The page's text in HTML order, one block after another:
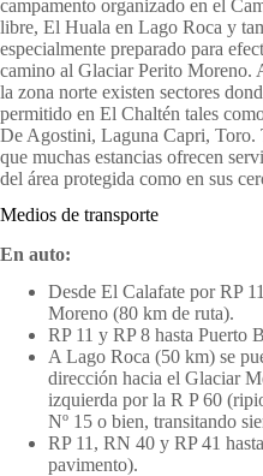
campamento organizado en el
libre, El Huala en Lago Roca y
especialmente preparado para
camino al Glaciar Perito Moreno.
la zona norte existen sectores
permitido en El Chaltén tales
De Agostini, Laguna Capri, Toro.
que muchas estancias ofrecen
del área protegida como en sus
Medios de transporte
En auto:
Desde El Calafate por RP
Moreno (80 km de ruta).
RP 11 y RP 8 hasta Puerto
A Lago Roca (50 km) se
dirección hacia el Glaciar
izquierda por la R P 60
Nº 15 o bien, transitando
RP 11, RN 40 y RP 41
pavimento).